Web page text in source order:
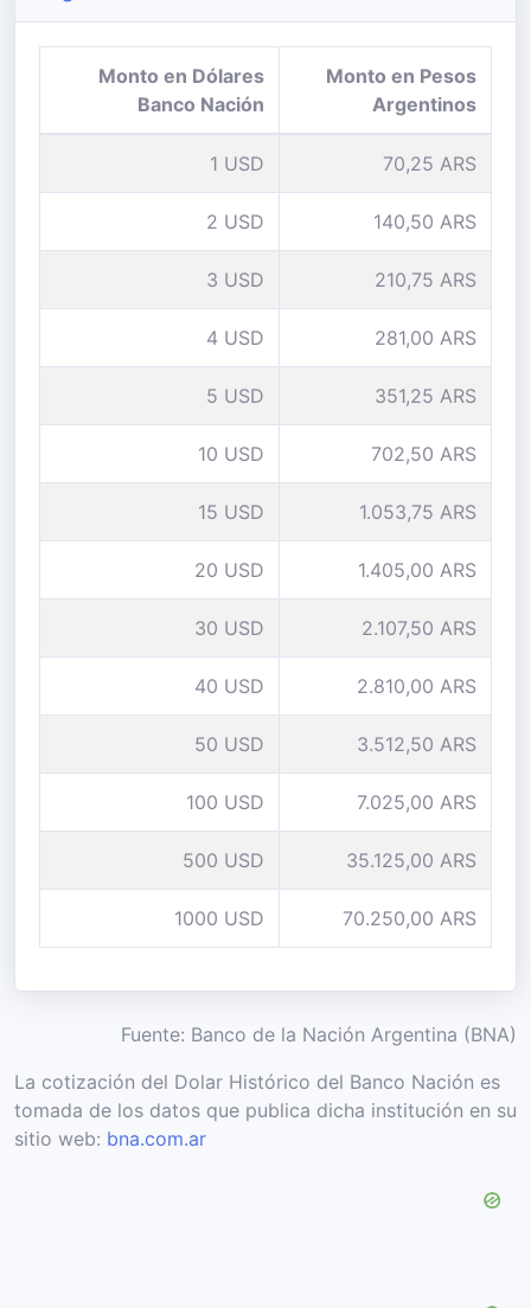
Monto en Dólares
Banco Nación
Monto en Pesos
Argentinos
1 USD 70,25 ARS
2 USD 140,50 ARS
3 USD 210,75 ARS
4 USD 281,00 ARS
5 USD 351,25 ARS
10 USD 702,50 ARS
15 USD 1.053,75 ARS
20 USD 1.405,00 ARS
30 USD 2.107,50 ARS
40 USD 2.810,00 ARS
50 USD 3.512,50 ARS
100 USD 7.025,00 ARS
500 USD 35.125,00 ARS
1000 USD 70.250,00 ARS
Fuente: Banco de la Nación Argentina (BNA)
La cotización del Dolar Histórico del Banco Nación es
tomada de los datos que publica dicha institución en su
sitio web: bna.com.ar